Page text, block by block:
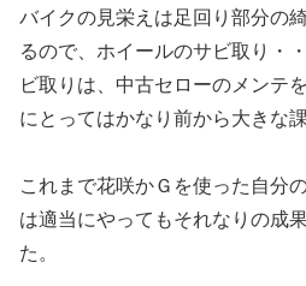
バイクの見栄えは足回り部分の
るので、ホイールのサビ取り・
ビ取りは、中古セローのメンテ
にとってはかなり前から大きな
これまで花咲かＧを使った自分
は適当にやってもそれなりの成
た。